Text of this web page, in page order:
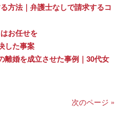
方法｜弁護士なしで請求するコ
お任せを
した事案
婚を成立させた事例｜30代女
次のページ »